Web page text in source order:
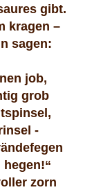
gibt.
kragen –
sagen:
job,
grob
-
hegen!“
zorn